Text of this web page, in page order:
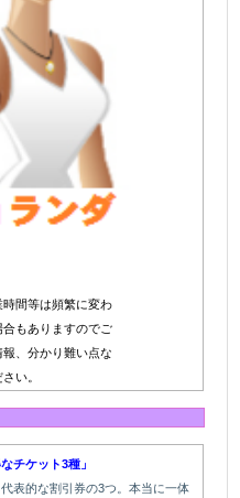
間等は頻繁に変わ
もありますのでご
、分かり難い点な
い。
チケット3種」
表的な割引券の3つ。本当に一体